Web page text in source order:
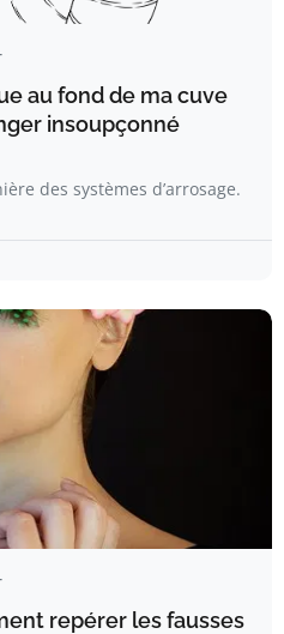
au fond de ma cuve
insoupçonné
des systèmes d’arrosage.
repérer les fausses